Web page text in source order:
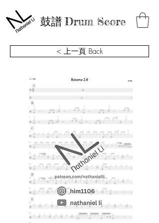
鼓譜Drum Score
< 上一頁 Back